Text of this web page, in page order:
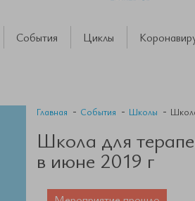
События Циклы
Главная События Школы
Школа для
в июне 2019 г